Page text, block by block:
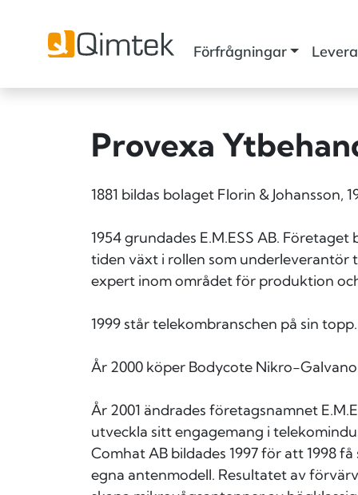
Förfrågningar
Provexa
1881 bildas bolaget Florin & Johansson,
1954 grundades E.M.ESS AB.
tiden växt i rollen som
expert inom området för produktion
1999 står telekombranschen på sin
År 2000 köper Bodycote Nikro-
År 2001 ändrades företagsnamnet
utveckla sitt engagemang i
Comhat AB bildades 1997 för att 1998
egna antenmodell. Resultatet av